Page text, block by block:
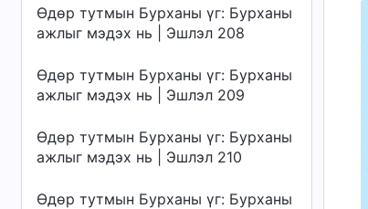
Өдөр тутмын Бурханы үг: Бурханы
ажлыг мэдэх нь | Эшлэл 208
Өдөр тутмын Бурханы үг: Бурханы
ажлыг мэдэх нь | Эшлэл 209
Өдөр тутмын Бурханы үг: Бурханы
ажлыг мэдэх нь | Эшлэл 210
Өдөр тутмын Бурханы үг: Бурханы